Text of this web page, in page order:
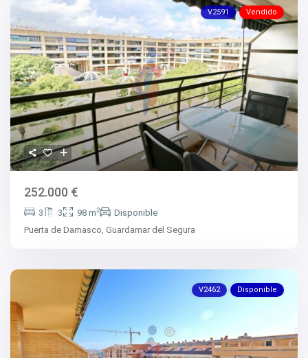
V2591 Vendido
252.000 €
3 3 98 m2
Disponible
Puerta de Damasco,Guardamar del Segura
V2462 Disponible